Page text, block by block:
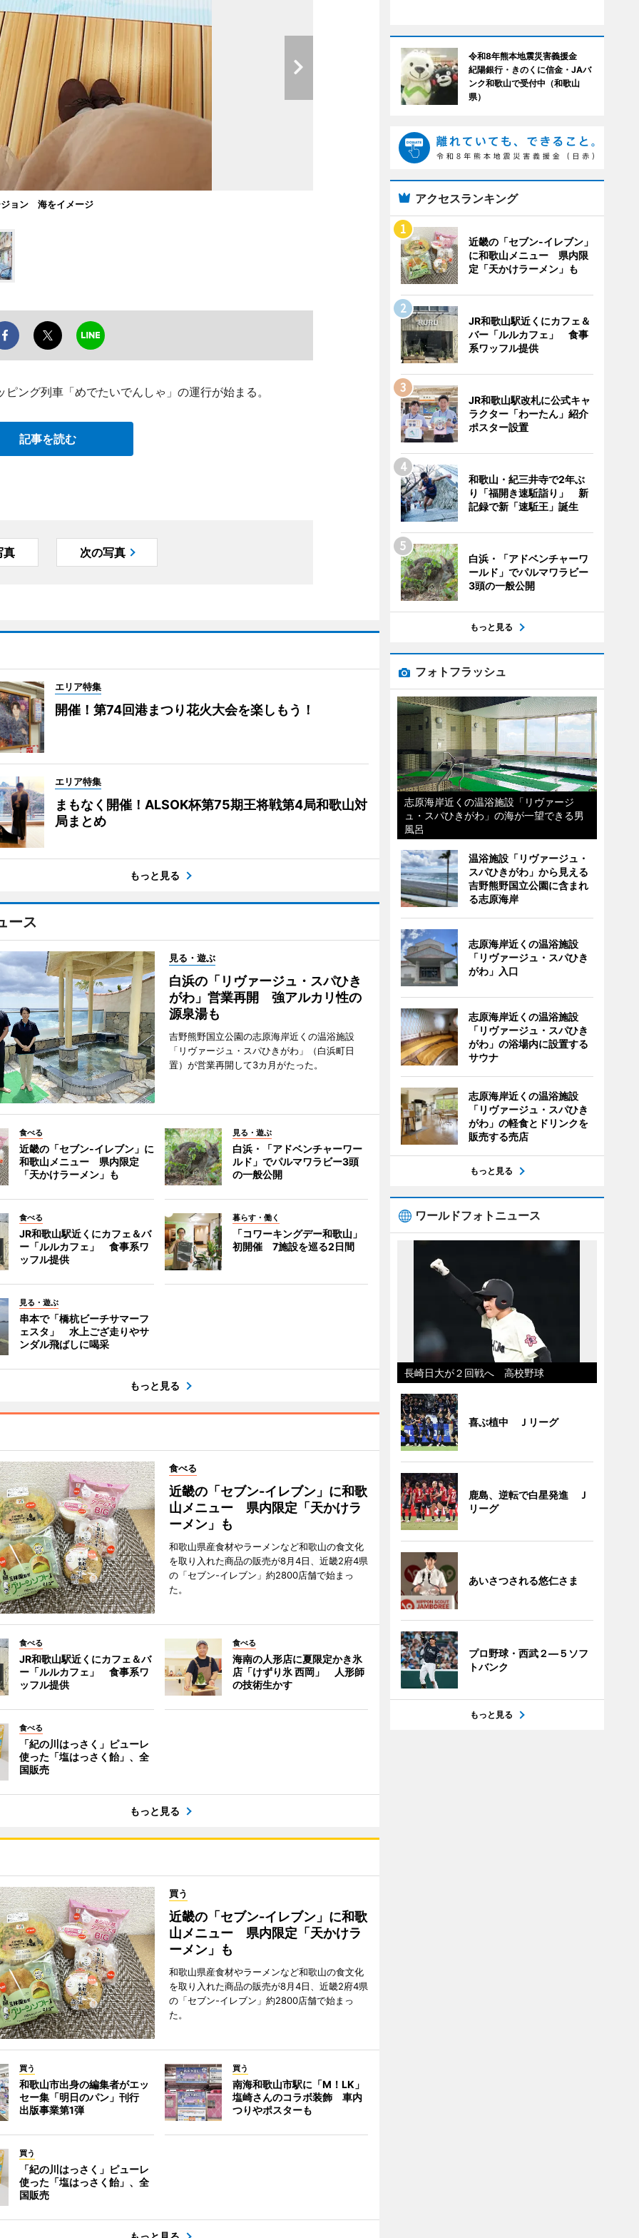
ジョン 海をイメージ
ング列車「めでたいでんしゃ」の運行が始まる。
記事を読む
真 次の写真
エリア特集
開催！第74回港まつり花火大会を楽しもう！
エリア特集
まもなく開催！ALSOK杯第75期王将戦第4局和歌山対
局まとめ
もっと見る
ース
見る・遊ぶ
白浜の「リヴァージュ・スパひき
がわ」営業再開 強アルカリ性の
源泉湯も
吉野熊野国立公園の志原海岸近くの温浴施設
「リヴァージュ・スパひきがわ」（白浜町日
置）が営業再開して3カ月がたった。
食べる
近畿の「セブン-イレブン」に
和歌山メニュー 県内限定
「天かけラーメン」も
見る・遊ぶ
白浜・「アドベンチャーワー
ルド」でパルマワラビー3頭
の一般公開
食べる
JR和歌山駅近くにカフェ＆バ
ー「ルルカフェ」 食事系ワ
ッフル提供
暮らす・働く
「コワーキングデー和歌山」
初開催 7施設を巡る2日間
見る・遊ぶ
串本で「橋杭ビーチサマーフ
ェスタ」 水上ござ走りやサ
ンダル飛ばしに喝采
もっと見る
食べる
近畿の「セブン-イレブン」に和歌
山メニュー 県内限定「天かけラ
ーメン」も
和歌山県産食材やラーメンなど和歌山の食文化
を取り入れた商品の販売が8月4日、近畿2府4県
の「セブン-イレブン」約2800店舗で始まっ
た。
食べる
JR和歌山駅近くにカフェ＆バ
ー「ルルカフェ」 食事系ワ
ッフル提供
食べる
海南の人形店に夏限定かき氷
店「けずり氷 西岡」 人形師
の技術生かす
食べる
「紀の川はっさく」ピューレ
使った「塩はっさく飴」、全
国販売
もっと見る
買う
近畿の「セブン-イレブン」に和歌
山メニュー 県内限定「天かけラ
ーメン」も
和歌山県産食材やラーメンなど和歌山の食文化
を取り入れた商品の販売が8月4日、近畿2府4県
の「セブン-イレブン」約2800店舗で始まっ
た。
買う
和歌山市出身の編集者がエッ
セー集「明日のパン」刊行
出版事業第1弾
買う
南海和歌山市駅に「M！LK」
塩崎さんのコラボ装飾 車内
つりやポスターも
買う
「紀の川はっさく」ピューレ
使った「塩はっさく飴」、全
国販売
令和8年熊本地震災害義援金
紀陽銀行・きのくに信金・JAバ
ンク和歌山で受付中（和歌山
県）
アクセスランキング
近畿の「セブン-イレブン」
に和歌山メニュー 県内限
定「天かけラーメン」も
JR和歌山駅近くにカフェ＆
バー「ルルカフェ」 食事
系ワッフル提供
JR和歌山駅改札に公式キャ
ラクター「わーたん」紹介
ポスター設置
和歌山・紀三井寺で2年ぶ
り「福開き速駈詣り」 新
記録で新「速駈王」誕生
白浜・「アドベンチャーワ
ールド」でパルマワラビー
3頭の一般公開
もっと見る
フォトフラッシュ
志原海岸近くの温浴施設「リヴァージ
ュ・スパひきがわ」の海が一望できる男
風呂
温浴施設「リヴァージュ・
スパひきがわ」から見える
吉野熊野国立公園に含まれ
る志原海岸
志原海岸近くの温浴施設
「リヴァージュ・スパひき
がわ」入口
志原海岸近くの温浴施設
「リヴァージュ・スパひき
がわ」の浴場内に設置する
サウナ
志原海岸近くの温浴施設
「リヴァージュ・スパひき
がわ」の軽食とドリンクを
販売する売店
もっと見る
ワールドフォトニュース
長崎日大が２回戦へ 高校野球
喜ぶ植中 Ｊリーグ
鹿島、逆転で白星発進 Ｊ
リーグ
あいさつされる悠仁さま
プロ野球・西武２―５ソフ
トバンク
もっと見る